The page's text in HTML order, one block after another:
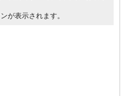
が表示されます。